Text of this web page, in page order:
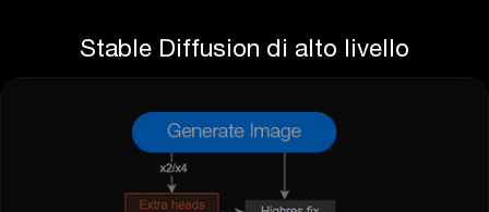
Stable Diffusion di alto livello